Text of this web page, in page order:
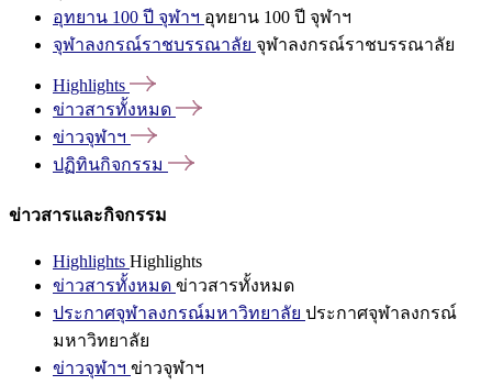
อุทยาน 100 ปี จุฬาฯ อุทยาน 100 ปี จุฬาฯ
จุฬาลงกรณ์ราชบรรณาลัย จุฬาลงกรณ์ราชบรรณาลัย
Highlights
ข่าวสารทั้งหมด
ข่าวจุฬาฯ
ปฏิทินกิจกรรม
ข่าวสารและกิจกรรม
Highlights Highlights
ข่าวสารทั้งหมด ข่าวสารทั้งหมด
ประกาศจุฬาลงกรณ์มหาวิทยาลัย ประกาศจุฬาลงกรณ์
มหาวิทยาลัย
ข่าวจุฬาฯ ข่าวจุฬาฯ